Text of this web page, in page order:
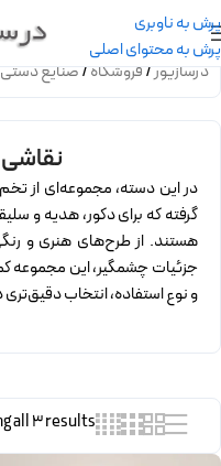
پرش به ناوبری
پرش به محتوای اصلی
درسازیور/فروشگاه/صنایع دستی
در این دسته، مجموعه‌ای از
گرفته که برای دکور، هدیه و
هستند. از طرح‌های هنری و
جزئیات چشمگیر، این مجموعه
و نوع استفاده، انتخاب
all 3 results